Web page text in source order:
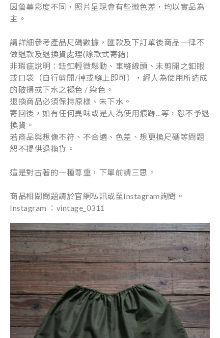
因螢幕彩度不同，照片呈現會有些微色差，均以實品為
主。
請詳細參考產品尺碼數據，匯款及下訂單後商品一律不
做退款及退換貨處理(除款式寄錯)
非瑕疵說明：鈕釦輕微鬆動、車縫線頭、未剪開之釦眼
或口袋（自行剪開/掉或縫上即可），經人為使用所造成
的破損或下水之褪色 / 染色。
退換商品必須保持原樣、未下水。
寄回後，如有任何異味或是人為使用痕跡...等，恕不予退
換貨。
若商品與想像不符、不合適、色差、想更換尺碼等問題
恕不提供退換貨。
這是對古著的一種尊重，下單前請三思。
商品相關問題請於官網私訊或至Instagram詢問。
Instagram ：vintage_0311